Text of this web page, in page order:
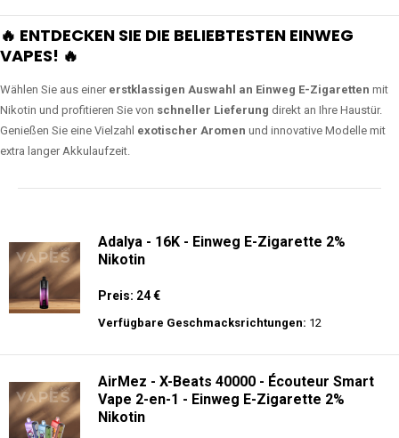
🔥 ENTDECKEN SIE DIE BELIEBTESTEN EINWEG
VAPES! 🔥
Wählen Sie aus einer erstklassigen Auswahl an Einweg E-Zigaretten mit
Nikotin und profitieren Sie von schneller Lieferung direkt an Ihre Haustür.
Genießen Sie eine Vielzahl exotischer Aromen und innovative Modelle mit
extra langer Akkulaufzeit.
Adalya - 16K - Einweg E-Zigarette 2%
Nikotin
Preis: 24 €
Verfügbare Geschmacksrichtungen: 12
AirMez - X-Beats 40000 - Écouteur Smart
Vape 2-en-1 - Einweg E-Zigarette 2%
Nikotin